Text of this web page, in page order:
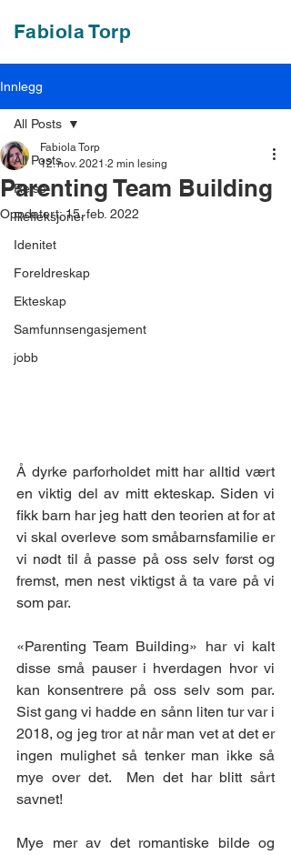
Fabiola Torp
Innlegg
All Posts
Reise
Refleksjoner
Idenitet
Foreldreskap
Ekteskap
Samfunnsengasjement
jobb
All Posts
Parenting Team Building
Fabiola Torp
12. nov. 2021 2 min lesing
Oppdatert:15. feb. 2022
Å dyrke parforholdet mitt har alltid vært
en viktig del av mitt ekteskap. Siden vi
fikk barn har jeg hatt den teorien at for at
vi skal overleve som småbarnsfamilie er
vi nødt til å passe på oss selv først og
fremst, men nest viktigst å ta vare på vi
som par.
«Parenting Team Building» har vi kalt
disse små pauser i hverdagen hvor vi
kan konsentrere på oss selv som par.
Sist gang vi hadde en sånn liten tur var i
2018, og jeg tror at når man vet at det er
ingen mulighet så tenker man ikke så
mye over det.  Men det har blitt sårt
savnet!
Mye mer av det romantiske bilde og